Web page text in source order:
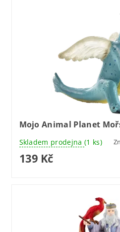
Mojo Animal Planet
Skladem prodejna (1 ks)
139 Kč